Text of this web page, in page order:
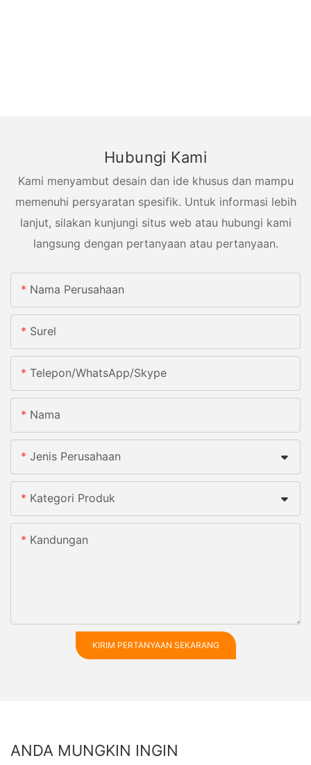
Hubungi Kami
Kami menyambut desain dan ide khusus dan mampu
memenuhi persyaratan spesifik. Untuk informasi lebih
lanjut, silakan kunjungi situs web atau hubungi kami
langsung dengan pertanyaan atau pertanyaan.
Nama Perusahaan
Surel
Telepon/WhatsApp/Skype
Nama
Jenis Perusahaan
Kategori Produk
Kandungan
KIRIM PERTANYAAN SEKARANG
ANDA MUNGKIN INGIN